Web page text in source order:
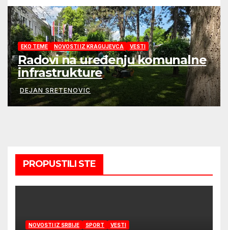
EKO TEME NOVOSTI IZ KRAGUJEVCA VESTI
Radovi na uređenju komunalne
infrastrukture
DEJAN SRETENOVIC
PROPUSTILI STE
NOVOSTI IZ SRBIJE SPORT VESTI